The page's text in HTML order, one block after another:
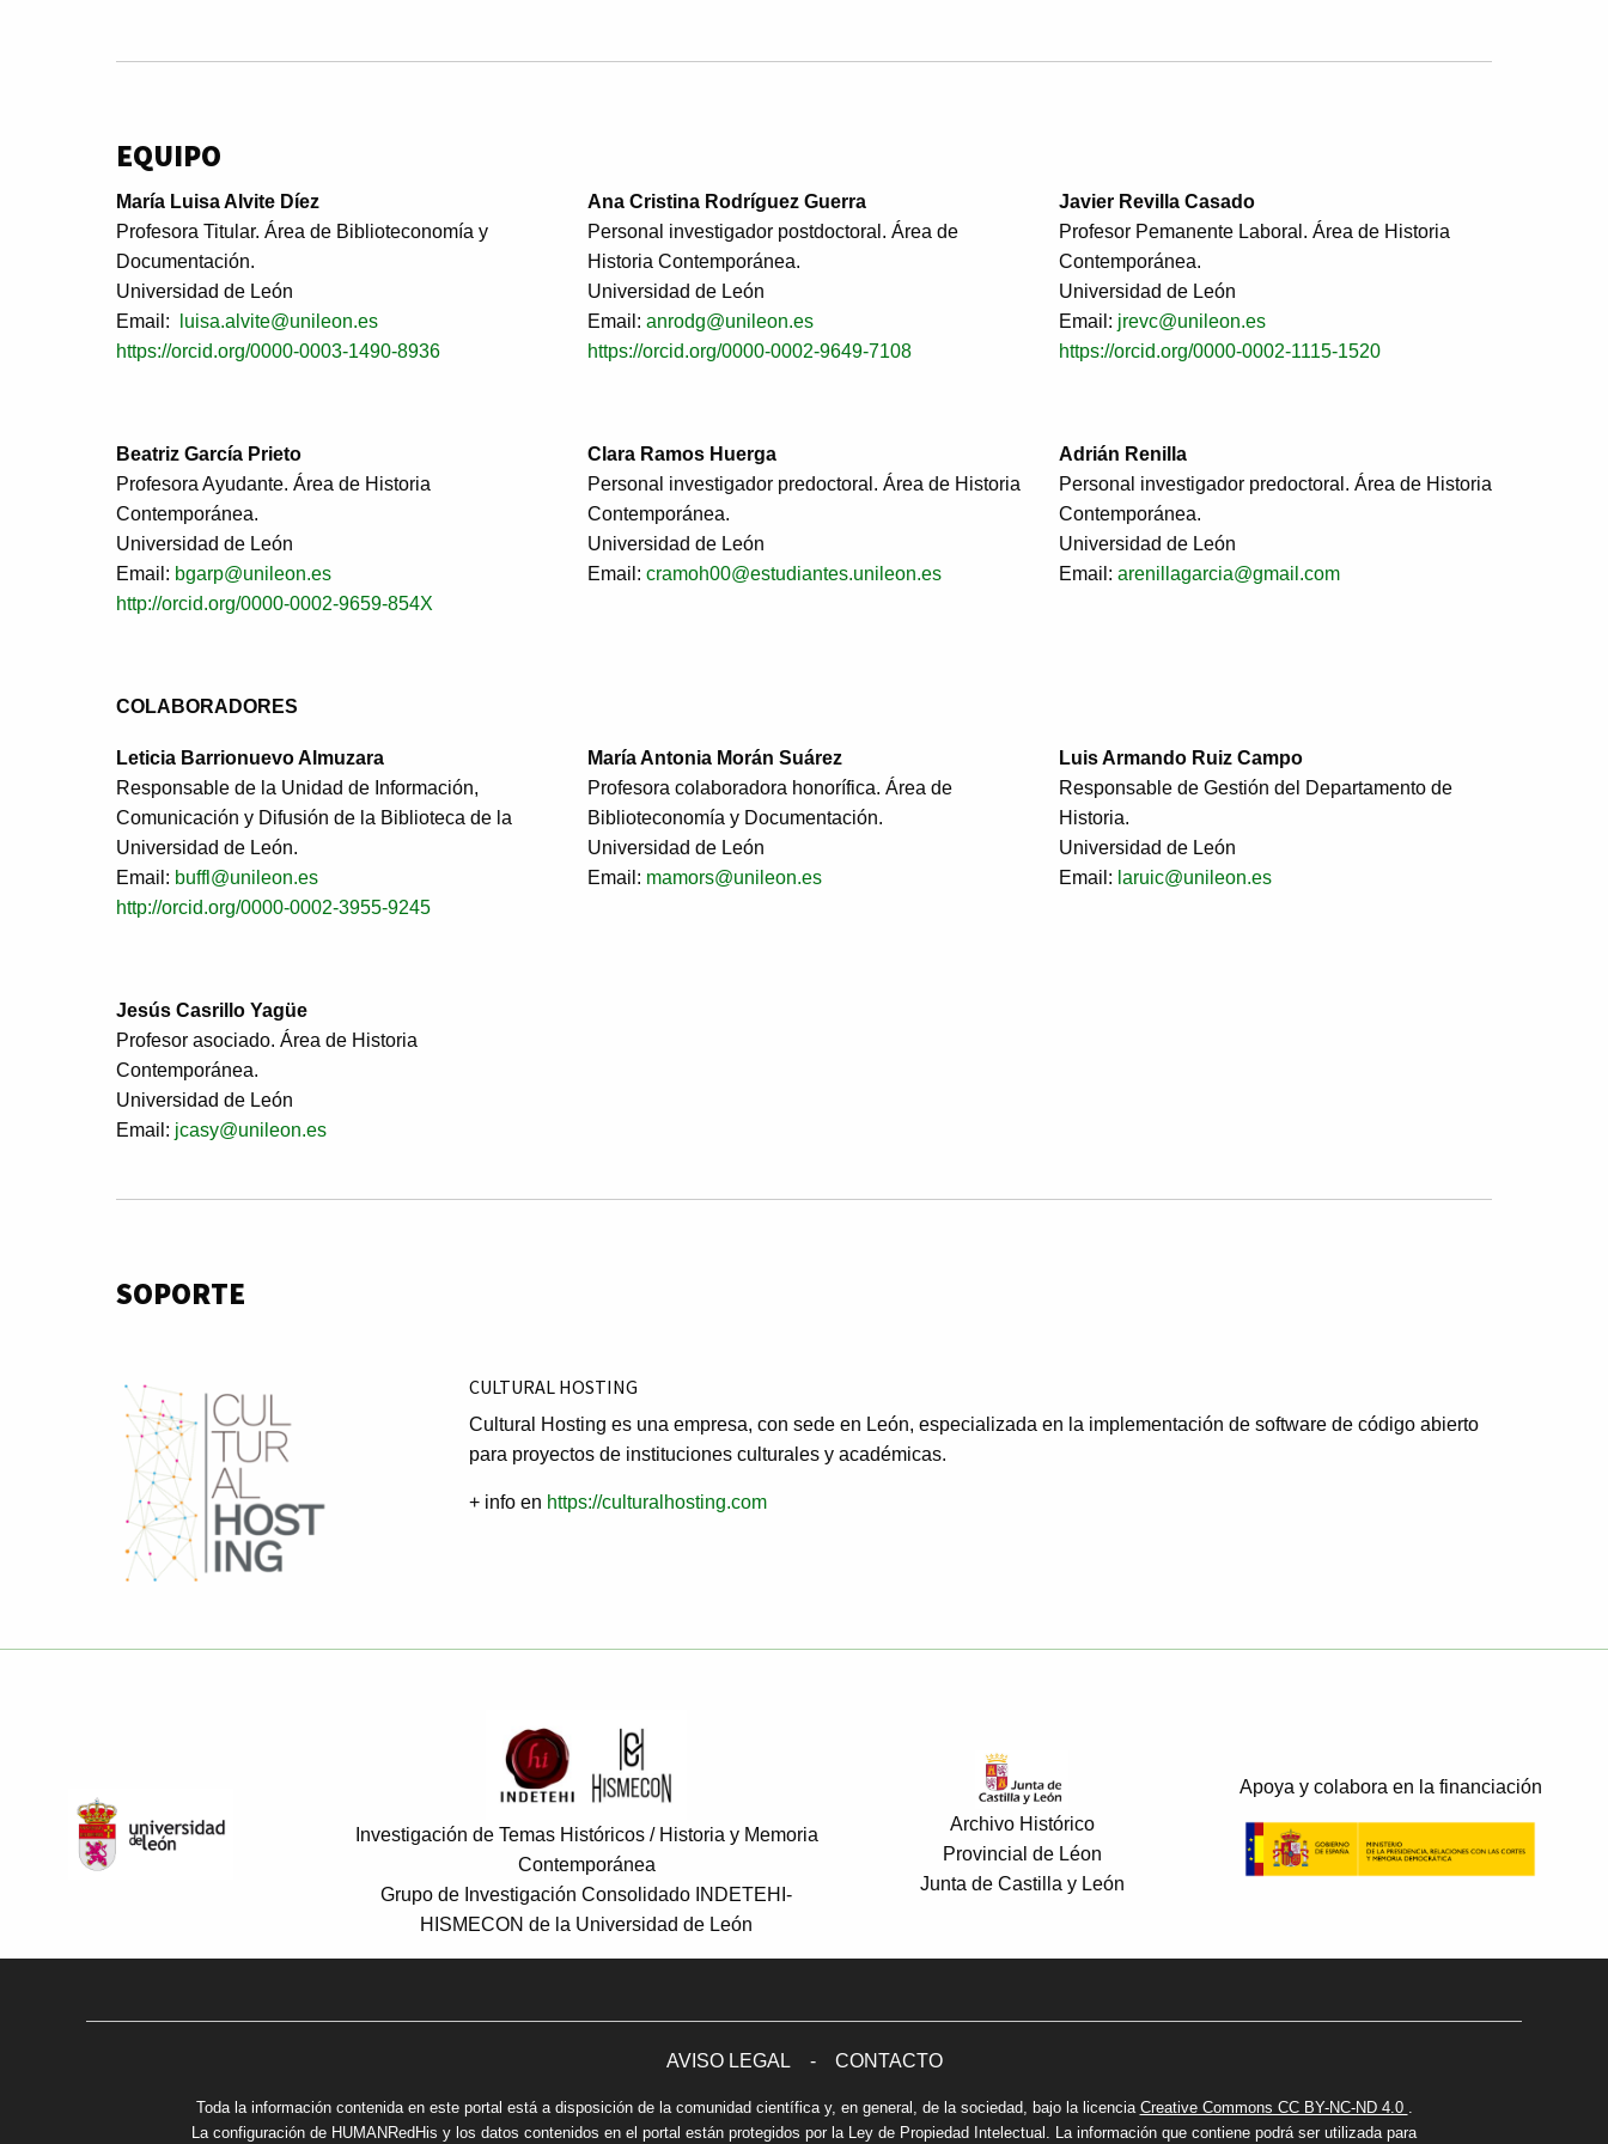
EQUIPO
María Luisa Alvite Díez
Profesora Titular. Área de Biblioteconomía y
Documentación.
Universidad de León
Email:
luisa.alvite@unileon.es
https://orcid.org/0000-0003-1490-8936
Beatriz García Prieto
Profesora Ayudante. Área de Historia
Contemporánea.
Universidad de León
Email: bgarp@unileon.es
http://orcid.org/0000-0002-9659-854X
COLABORADORES
Leticia Barrionuevo Almuzara
Responsable de la Unidad de Información,
Comunicación y Difusión de la Biblioteca de la
Universidad de León.
Email: buffl@unileon.es
http://orcid.org/0000-0002-3955-9245
Jesús Casrillo Yagüe
Profesor asociado. Área de Historia
Contemporánea.
Universidad de León
Email: jcasy@unileon.es
Ana Cristina Rodríguez Guerra
Personal investigador postdoctoral. Área de
Historia Contemporánea.
Universidad de León
Email: anrodg@unileon.es
https://orcid.org/0000-0002-9649-7108
Clara Ramos Huerga
Personal investigador predoctoral. Área de Historia
Contemporánea.
Universidad de León
Email: cramoh00@estudiantes.unileon.es
María Antonia Morán Suárez
Profesora colaboradora honorífica. Área de
Biblioteconomía y Documentación.
Universidad de León
Email: mamors@unileon.es
Javier Revilla Casado
Profesor Pemanente Laboral. Área de Historia
Contemporánea.
Universidad de León
Email: jrevc@unileon.es
https://orcid.org/0000-0002-1115-1520
Adrián Renilla
Personal investigador predoctoral. Área de Historia
Contemporánea.
Universidad de León
Email: arenillagarcia@gmail.com
Luis Armando Ruiz Campo
Responsable de Gestión del Departamento de
Historia.
Universidad de León
Email: laruic@unileon.es
SOPORTE
CULTURAL HOSTING
Cultural Hosting es una empresa, con sede en León, especializada en la implementación de software de código abierto
para proyectos de instituciones culturales y académicas.
+ info en https://culturalhosting.com
Investigación de Temas Históricos / Historia y Memoria
Contemporánea
Grupo de Investigación Consolidado INDETEHI-
HISMECON de la Universidad de León
Archivo Histórico
Provincial de Léon
Junta de Castilla y León
Apoya y colabora en la financiación
AVISO LEGAL - CONTACTO
Toda la información contenida en este portal está a disposición de la comunidad científica y, en general, de la sociedad, bajo la licencia Creative Commons CC BY-NC-ND 4.0
La configuración de HUMANRedHis y los datos contenidos en el portal están protegidos por la Ley de Propiedad Intelectual. La información que contiene podrá ser utilizada para